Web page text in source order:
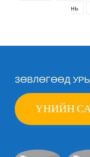
нь
ЗӨВЛӨГӨӨД
ҮНИЙН